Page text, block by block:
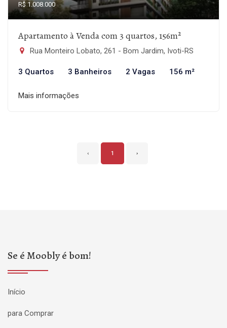
R$ 1.008.000
Apartamento à Venda com 3 quartos, 156m²
Rua Monteiro Lobato, 261 - Bom Jardim, Ivoti-RS
3 Quartos 3 Banheiros 2 Vagas 156 m²
Mais informações
‹ 1 ›
Se é Moobly é bom!
Início
para Comprar